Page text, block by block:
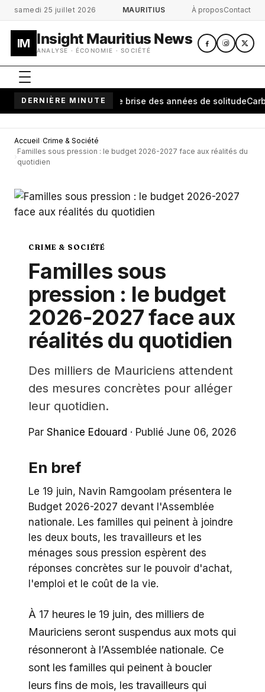
Aller au contenu principal
samedi 25 juillet 2026 MAURITIUS À proposContact
IM Insight Mauritius News
ANALYSE · ÉCONOMIE · SOCIÉTÉ
DERNIÈRE MINUTE
une cérémonie brise des années de solitude
Accueil Crime & Société
Familles sous pression : le budget 2026-2027 face aux réalités du
quotidien
CRIME & SOCIÉTÉ
Familles sous
pression : le budget
2026-2027 face aux
réalités du quotidien
Des milliers de Mauriciens attendent
des mesures concrètes pour alléger
leur quotidien.
Par Shanice Edouard · Publié June 06, 2026
En bref
Le 19 juin, Navin Ramgoolam présentera le
Budget 2026-2027 devant l'Assemblée
nationale. Les familles qui peinent à joindre
les deux bouts, les travailleurs et les
ménages sous pression espèrent des
réponses concrètes sur le pouvoir d'achat,
l'emploi et le coût de la vie.
À 17 heures le 19 juin, des milliers de
Mauriciens seront suspendus aux mots qui
résonneront à l’Assemblée nationale. Ce
sont les familles qui peinent à boucler
leurs fins de mois, les travailleurs qui